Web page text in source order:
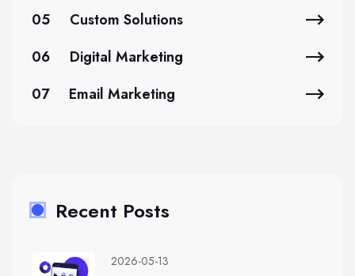
05
Custom Solutions
06
Digital Marketing
07
Email Marketing
Recent Posts
2026-05-13